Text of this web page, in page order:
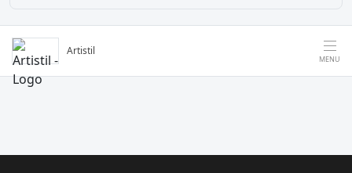
Artistil
MENU